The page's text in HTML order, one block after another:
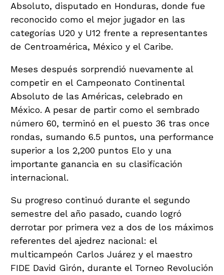
Absoluto, disputado en Honduras, donde fue
reconocido como el mejor jugador en las
categorías U20 y U12 frente a representantes
de Centroamérica, México y el Caribe.
Meses después sorprendió nuevamente al
competir en el Campeonato Continental
Absoluto de las Américas, celebrado en
México. A pesar de partir como el sembrado
número 60, terminó en el puesto 36 tras once
rondas, sumando 6.5 puntos, una performance
superior a los 2,200 puntos Elo y una
importante ganancia en su clasificación
internacional.
Su progreso continuó durante el segundo
semestre del año pasado, cuando logró
derrotar por primera vez a dos de los máximos
referentes del ajedrez nacional: el
multicampeón Carlos Juárez y el maestro
FIDE David Girón, durante el Torneo Revolución